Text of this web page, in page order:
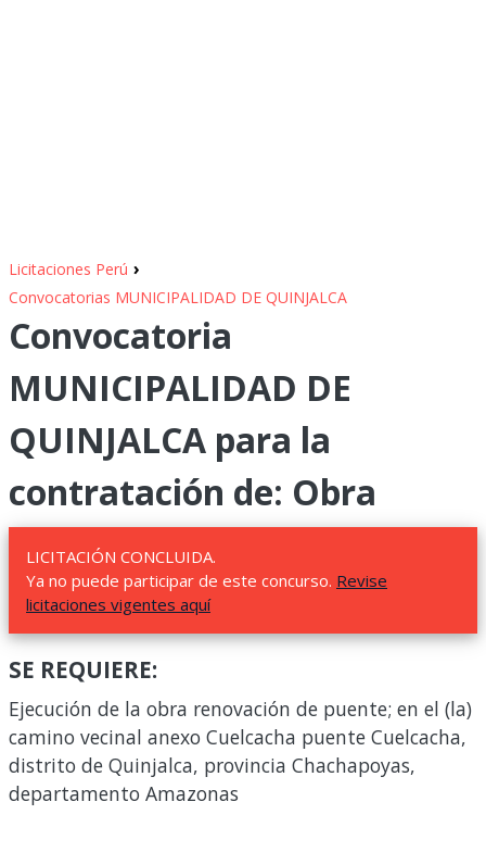
Licitaciones Perú ›
Convocatorias MUNICIPALIDAD DE QUINJALCA
Convocatoria
MUNICIPALIDAD DE
QUINJALCA para la
contratación de: Obra
LICITACIÓN CONCLUIDA.
Ya no puede participar de este concurso. Revise
licitaciones vigentes aquí
SE REQUIERE:
Ejecución de la obra renovación de puente; en el (la)
camino vecinal anexo Cuelcacha puente Cuelcacha,
distrito de Quinjalca, provincia Chachapoyas,
departamento Amazonas